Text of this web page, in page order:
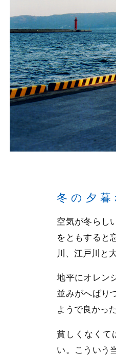
冬の夕暮
空気が冬らし
をともすると
川、江戸川と
地平にオレン
並みがへばり
ようで良かっ
貧しくなくて
い。こういう